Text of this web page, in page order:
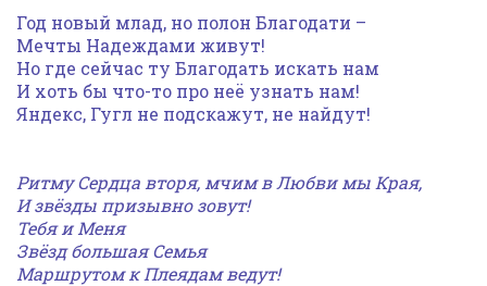
Год новый млад, но полон Благодати –
Мечты Надеждами живут!
Но где сейчас ту Благодать искать нам
И хоть бы что-то про неё узнать нам!
Яндекс, Гугл не подскажут, не найдут!
Ритму Сердца вторя, мчим в Любви мы Края,
И звёзды призывно зовут!
Тебя и Меня
Звёзд большая Семья
Маршрутом к Плеядам ведут!